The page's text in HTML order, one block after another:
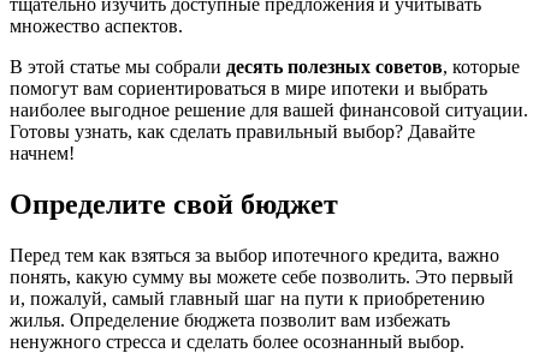
множество аспектов.
В этой статье мы собрали десять полезных советов, которые
помогут вам сориентироваться в мире ипотеки и выбрать
наиболее выгодное решение для вашей финансовой ситуации.
Готовы узнать, как сделать правильный выбор? Давайте
начнем!
Определите свой бюджет
Перед тем как взяться за выбор ипотечного кредита, важно
понять, какую сумму вы можете себе позволить. Это первый
и, пожалуй, самый главный шаг на пути к приобретению
жилья. Определение бюджета позволит вам избежать
ненужного стресса и сделать более осознанный выбор.